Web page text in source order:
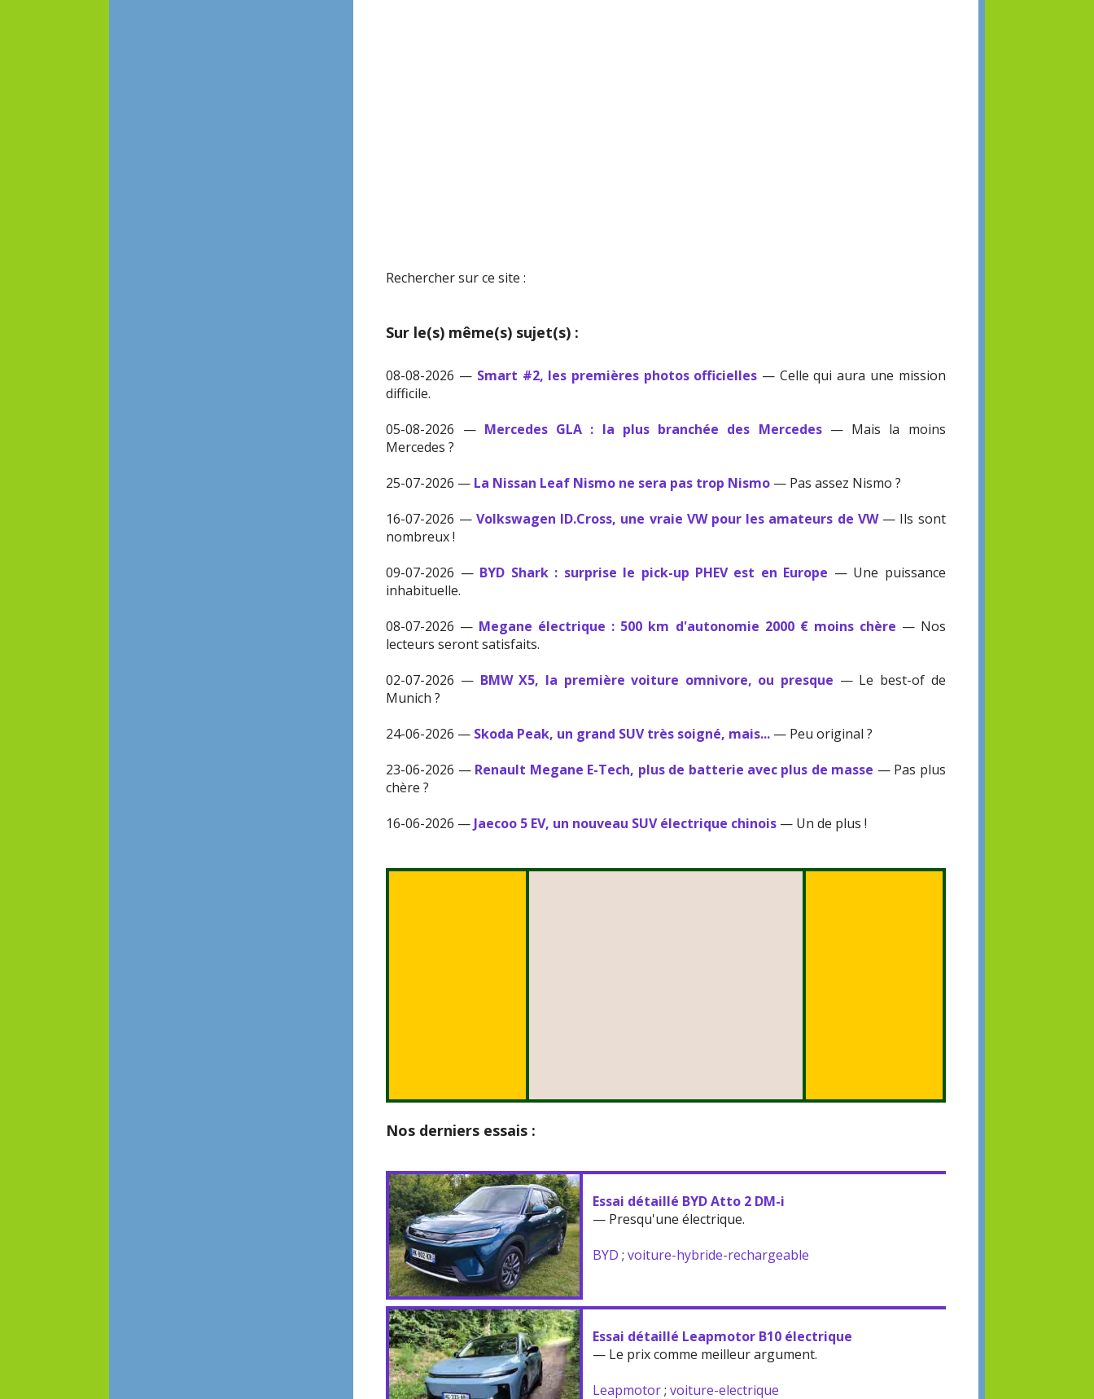
Rechercher sur ce site :
Sur le(s) même(s) sujet(s) :
08-08-2026 — Smart #2, les premières photos officielles — Celle qui aura une mission
difficile.
05-08-2026 — Mercedes GLA : la plus branchée des Mercedes— Mais la moins
Mercedes ?
25-07-2026 — La Nissan Leaf Nismo ne sera pas trop Nismo — Pas assez Nismo ?
16-07-2026 — Volkswagen ID.Cross, une vraie VW pour les amateurs de VW— Ils sont
nombreux !
09-07-2026 — BYD Shark : surprise le pick-up PHEV est en Europe — Une puissance
inhabituelle.
08-07-2026 — Megane électrique : 500 km d'autonomie 2000 € moins chère — Nos
lecteurs seront satisfaits.
02-07-2026 — BMW X5, la première voiture omnivore, ou presque — Le best-of de
Munich ?
24-06-2026 — Skoda Peak, un grand SUV très soigné, mais... — Peu original ?
23-06-2026 — Renault Megane E-Tech, plus de batterie avec plus de masse — Pas plus
chère ?
16-06-2026 — Jaecoo 5 EV, un nouveau SUV électrique chinois — Un de plus !
Nos derniers essais :
Essai détaillé BYD Atto 2 DM-i
— Presqu'une électrique.
BYD ;voiture-hybride-rechargeable
Essai détaillé Leapmotor B10 électrique
— Le prix comme meilleur argument.
Leapmotor;voiture-electrique